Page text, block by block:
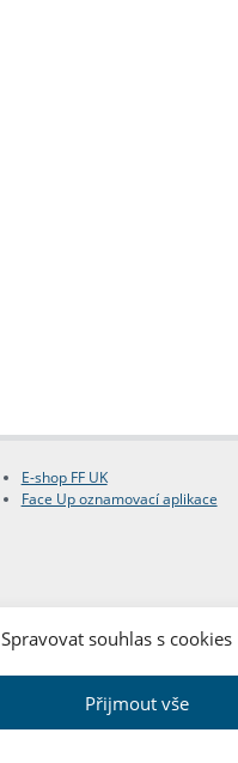
Spravovat souhlas s cookies
Přijmout vše
E-shop FF UK
Face Up oznamovací aplikace